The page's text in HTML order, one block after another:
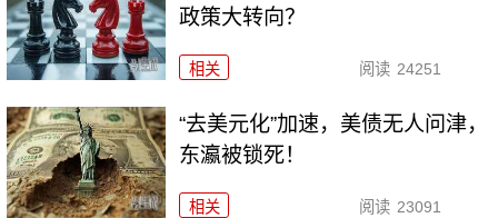
政策大转向？
相关 阅读 24251
“去美元化”加速，美债无人问津，
东瀛被锁死！
相关 阅读 23091